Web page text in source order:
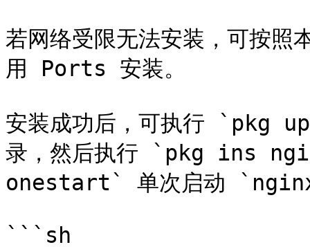
若网络受限无法安装，可按照
用 Ports 安装。
安装成功后，可执行 `pkg
录，然后执行 `pkg ins
onestart` 单次启动 `nginx`
```sh